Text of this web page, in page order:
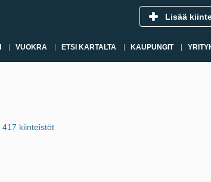
Lisää
VUOKRA ETSI KARTALTA KAUPUNGIT
417 kiinteistöt